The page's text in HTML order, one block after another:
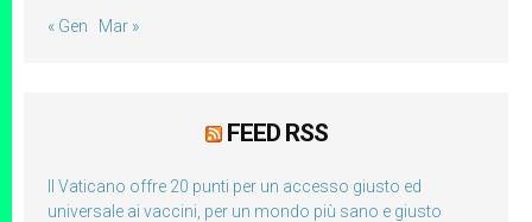
« Gen Mar »
FEED RSS
Il Vaticano offre 20 punti per un accesso giusto ed
universale ai vaccini, per un mondo più sano e giusto